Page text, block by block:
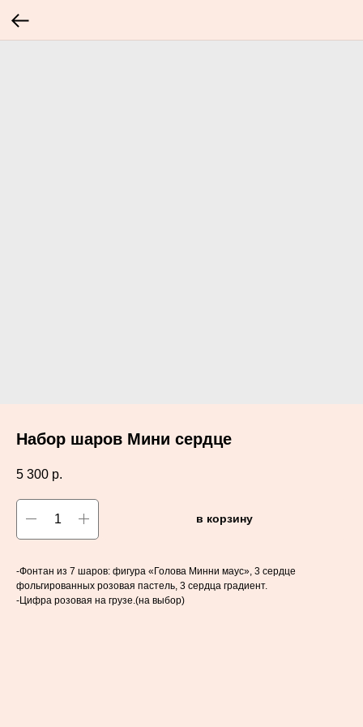
Набор шаров Мини сердце
5 300 р.
в корзину
-Фонтан из 7 шаров: фигура «Голова Минни маус», 3 сердце
фольгированных розовая пастель, 3 сердца градиент.
-Цифра розовая на грузе.(на выбор)